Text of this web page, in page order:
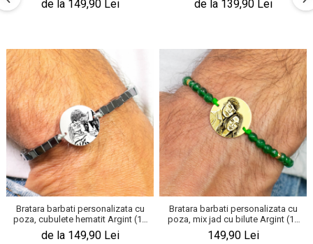
de la 149,90 Lei de la 139,90 Lei
Bratara barbati personalizata cu
poza, cubulete hematit Argint (19
mm)
de la 149,90 Lei
Bratara barbati personalizata cu
poza, mix jad cu bilute Argint (19
mm)
149,90 Lei